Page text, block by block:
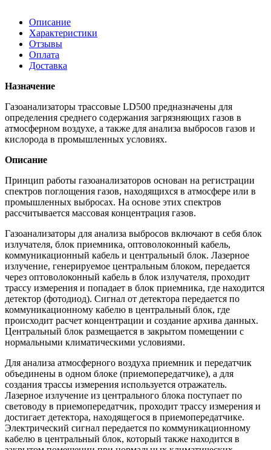
Описание
Характеристики
Отзывы
Оплата
Доставка
Назначение
Газоанализаторы трассовые LD500 предназначены для
определения среднего содержания загрязняющих газов в
атмосферном воздухе, а также для анализа выбросов газов и
кислорода в промышленных условиях.
Описание
Принцип работы газоанализаторов основан на регистрации
спектров поглощения газов, находящихся в атмосфере или в
промышленных выбросах. На основе этих спектров
рассчитывается массовая концентрация газов.
Газоанализаторы для анализа выбросов включают в себя блок
излучателя, блок приемника, оптоволоконный кабель,
коммуникационный кабель и центральный блок. Лазерное
излучение, генерируемое центральным блоком, передается
через оптоволоконный кабель в блок излучателя, проходит
трассу измерения и попадает в блок приемника, где находится
детектор (фотодиод). Сигнал от детектора передается по
коммуникационному кабелю в центральный блок, где
происходит расчет концентрации и создание архива данных.
Центральный блок размещается в закрытом помещении с
нормальными климатическими условиями.
Для анализа атмосферного воздуха приемник и передатчик
объединены в одном блоке (приемопередатчике), а для
создания трассы измерения используется отражатель.
Лазерное излучение из центрального блока поступает по
световоду в приемопередатчик, проходит трассу измерения и
достигает детектора, находящегося в приемопередатчике.
Электрический сигнал передается по коммуникационному
кабелю в центральный блок, который также находится в